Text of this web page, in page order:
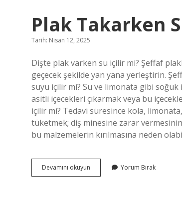
Plak Takarken
Tarih: Nisan 12, 2025
Dişte plak varken su içilir mi? Şeffaf
geçecek şekilde yan yana yerleştirin.
suyu içilir mi? Su ve limonata gibi
asitli içecekleri çıkarmak veya bu
içilir mi? Tedavi süresince kola,
tüketmek; diş minesine zarar vermesinin
bu malzemelerin kırılmasına neden
Devamını okuyun
Takarken
Yorum Bırak